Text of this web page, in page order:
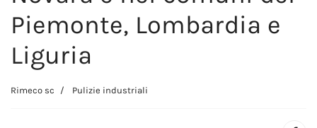
Piemonte, Lombardia e
Liguria
Rimeco sc Pulizie industriali